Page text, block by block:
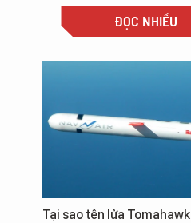
ĐỌC NHIỀU
Tại sao tên lửa Tomahawk